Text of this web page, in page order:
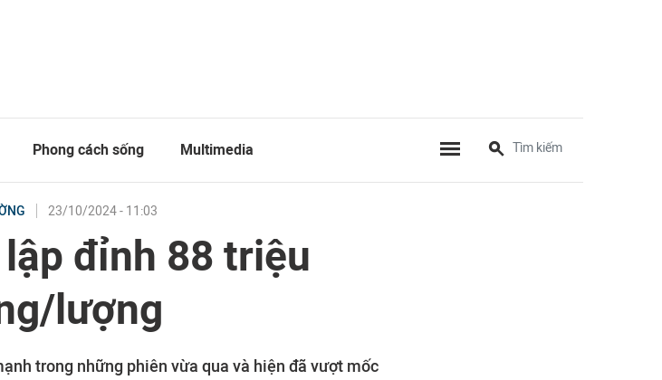
Phong cách sống Multimedia
23/10/2024 - 11:03
đỉnh 88 triệu
lượng
trong những phiên vừa qua và hiện đã vượt mốc